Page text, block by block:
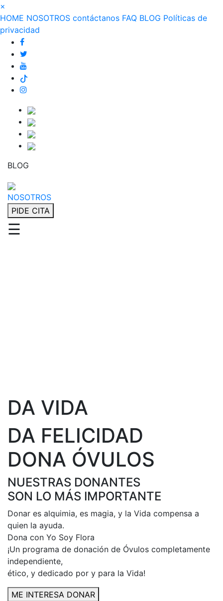
×
HOME NOSOTROS contáctanos FAQ BLOG Políticas de
privacidad
BLOG
NOSOTROS
PIDE CITA
☰
DA VIDA
DA FELICIDAD
DONA ÓVULOS
NUESTRAS DONANTES
SON LO MÁS IMPORTANTE
Donar es alquimia, es magia, y la Vida compensa a
quien la ayuda.
Dona con Yo Soy Flora
¡Un programa de donación de Óvulos completamente
independiente,
ético, y dedicado por y para la Vida!
ME INTERESA DONAR